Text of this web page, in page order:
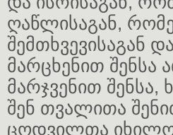
ღაწლისაგან,
შემთხვევისაგან
მარცხენით შენსა
მარჯვენით
შენ თვალითა
ცოდვილთა